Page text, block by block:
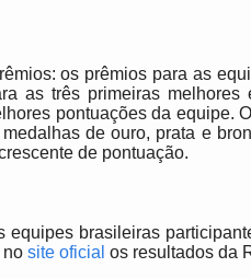
os prêmios para as
as três primeiras
pontuações da equipe.
de ouro, prata e
de pontuação.
equipes brasileiras
no site oficial os resultados da